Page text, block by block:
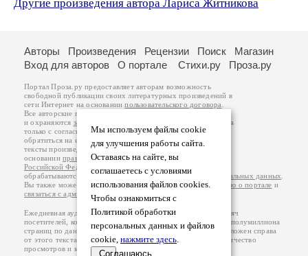
Другие произведения автора Лариса Житникова
Мы используем файлы cookie
для улучшения работы сайта.
Оставаясь на сайте, вы
соглашаетесь с условиями
использования файлов cookies.
Чтобы ознакомиться с
Политикой обработки
персональных данных и файлов
cookie, нажмите здесь.
Соглашаюсь
Авторы Произведения Рецензии Поиск
Магазин
Вход для авторов
О портале Стихи.ру Проза.ру
Портал Проза.ру предоставляет авторам возможность
свободной публикации своих литературных произведений в
сети Интернет на основаниипользовательского договора
Все авторские права на произведения принадлежат авторам
и охраняются законом
. Перепечатка произведений возможна
только с согласия его автора, к которому вы можете
обратиться на его авторской странице. Ответственность за
тексты произведений авторы несут самостоятельно на
основанииправил публикацииизаконодательства
Российской Федерации
обрабатываются на основанииПолитики обработки персональных данных
Вы также можете посмотреть более подробнуюинформацию о портале и
связаться с администрацией
Ежедневная аудитория портала Проза.ру – порядка 100 тысяч
посетителей, которые в общей сумме просматривают более полумиллиона
страниц по данным счетчика посещаемости, который расположен справа
от этого текста. В каждой графе указано по две цифры: количество
просмотров и количество посетителей.